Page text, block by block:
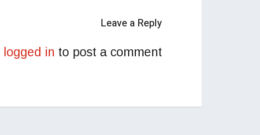
Leave a Reply
logged in to post a comment.